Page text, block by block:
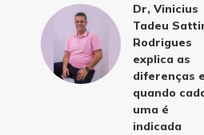
Dr, Vinicius
Tadeu
Rodrigues
explica as
diferenças
quando
uma é
indicada